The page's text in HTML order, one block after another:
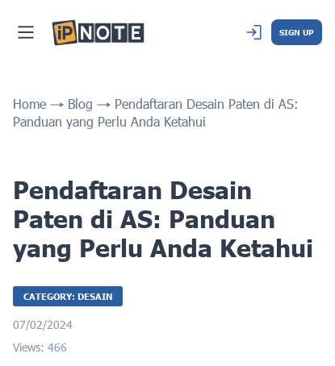
SIGN UP
Home Blog
Pendaftaran Desain Paten di AS:
Panduan yang Perlu Anda Ketahui
Pendaftaran Desain
Paten di AS: Panduan
yang Perlu Anda Ketahui
CATEGORY: DESAIN
07/02/2024
Views: 466